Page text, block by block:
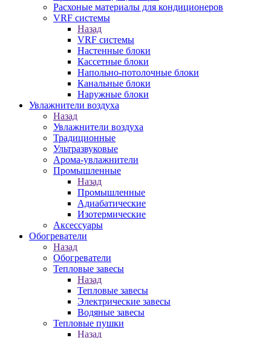
Расхоные материалы для кондиционеров
VRF системы
Назад
VRF системы
Настенные блоки
Кассетные блоки
Напольно-потолочные блоки
Канальные блоки
Наружные блоки
Увлажнители воздуха
Назад
Увлажнители воздуха
Традиционные
Ультразвуковые
Арома-увлажнители
Промышленныe
Назад
Промышленныe
Адиабатические
Изотермические
Аксессуары
Обогреватели
Назад
Обогреватели
Тепловые завесы
Назад
Тепловые завесы
Электрические завесы
Водяные завесы
Тепловые пушки
Назад